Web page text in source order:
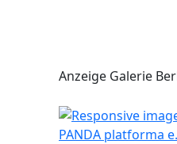
Anzeige Galerie
PANDA platforma